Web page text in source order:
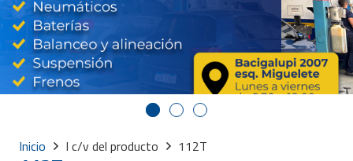
Inicio I c/v del producto 112T